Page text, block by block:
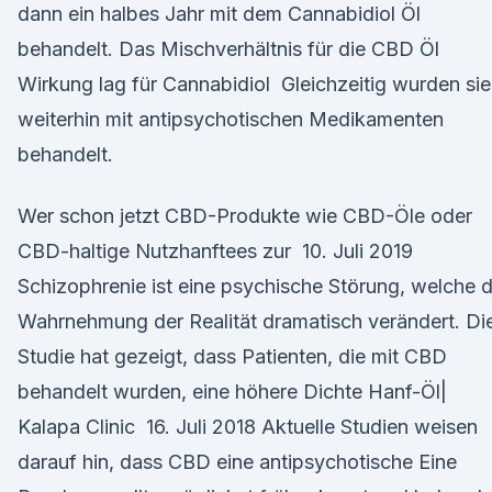
dann ein halbes Jahr mit dem Cannabidiol Öl
behandelt. Das Mischverhältnis für die CBD Öl
Wirkung lag für Cannabidiol Gleichzeitig wurden sie
weiterhin mit antipsychotischen Medikamenten
behandelt.
Wer schon jetzt CBD-Produkte wie CBD-Öle oder
CBD-haltige Nutzhanftees zur 10. Juli 2019
Schizophrenie ist eine psychische Störung, welche
Wahrnehmung der Realität dramatisch verändert.
Studie hat gezeigt, dass Patienten, die mit CBD
behandelt wurden, eine höhere Dichte Hanf-Öl|
Kalapa Clinic 16. Juli 2018 Aktuelle Studien weisen
darauf hin, dass CBD eine antipsychotische Eine